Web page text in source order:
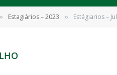
» Estagiários – 2023 » Estágiarios –